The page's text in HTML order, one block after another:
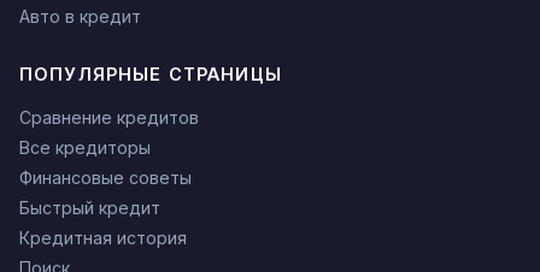
Авто в кредит
ПОПУЛЯРНЫЕ СТРАНИЦЫ
Сравнение кредитов
Все кредиторы
Финансовые советы
Быстрый кредит
Кредитная история
Поиск